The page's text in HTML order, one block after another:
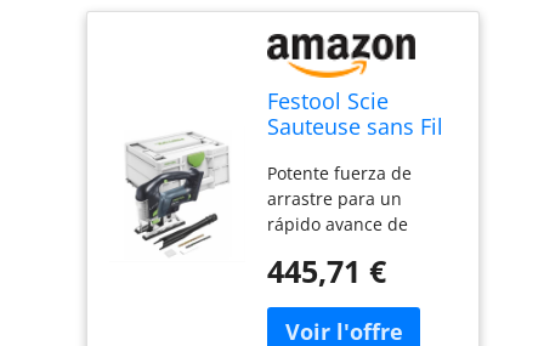
Festool Scie
Sauteuse sans Fil
EB - Basic
Potente fuerza de
arrastre para un
rápido avance de
y sin herramientas de:
rodadura y hojas de
445,71 €